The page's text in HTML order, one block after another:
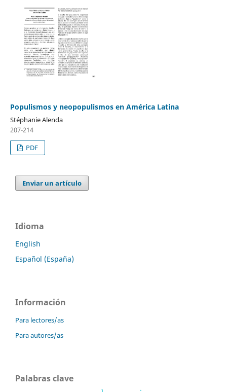
Populismos y neopopulismos en América Latina
Stéphanie Alenda
207-214
PDF
Enviar un artículo
Idioma
English
Español (España)
Información
Para lectores/as
Para autores/as
Palabras clave